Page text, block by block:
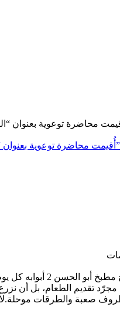
ضمن إطار التعاون بين جمعية فلوكا ومركز رعاية المرأة، وبالشراكة مع منظمة SAMS ومنظمة (UNFPA)، أُقيمت محاضرة توعوية بعنوان “التهاب الكبد الوبائي”
حين تضيق
مجرّد تقديم الطعام، بل أن
صعبة والطرقات